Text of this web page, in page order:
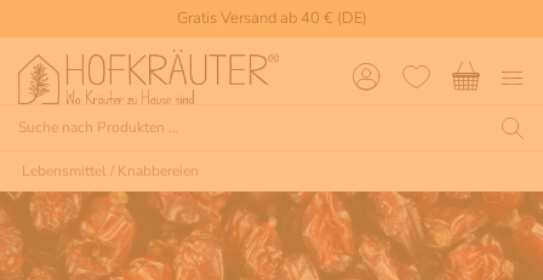
Gratis Versand ab 40 € (DE)
Lebensmittel / Knabbereien